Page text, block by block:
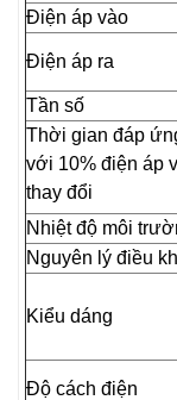
Điện áp vào
Điện áp ra
Tần số
Thời gian đáp
với 10% điện áp
thay đổi
Nhiệt độ môi
Nguyên lý điều
Kiểu dáng
Độ cách điện